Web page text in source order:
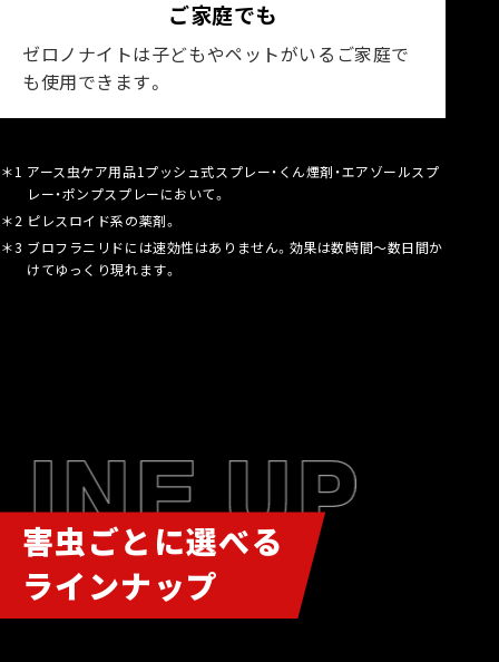
ご家庭でも
ゼロノナイトは子どもやペットがいるご家庭で
も使用できます。
＊1 アース虫ケア用品1プッシュ式スプレー・くん煙剤・エアゾールスプ
レー・ポンプスプレーにおいて。
＊2 ピレスロイド系の薬剤。
＊3 ブロフラニリドには速効性はありません。効果は数時間～数日間か
けてゆっくり現れます。
害虫ごとに選べる
ラインナップ